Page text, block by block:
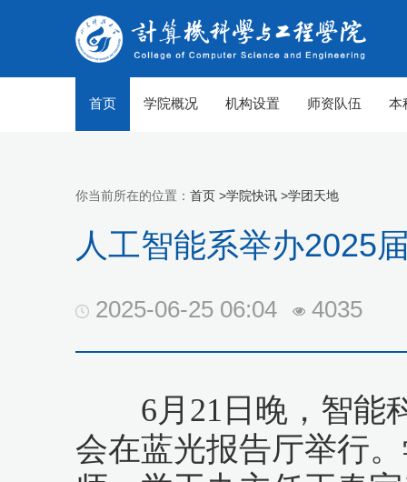
首页 学院概况 机构设置 师资队伍 本
你当前所在的位置： 首页 >学院快讯 >学团天地
人工智能系举办2025
2025-06-25 06:04 4035
6月21日晚，智能科
会在蓝光报告厅举行